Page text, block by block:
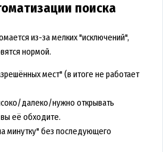
поиска
из-за мелких "исключений",
нормой.
мест" (в итоге не работает
далеко/нужно открывать
её обходите.
минутку" без последующего